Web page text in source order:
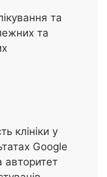
та
та
клініки у
Google
авторитет